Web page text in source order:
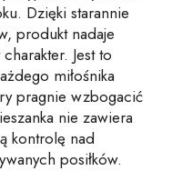
Dzięki starannie
produkt nadaje
Jest to
miłośnika
pragnie wzbogacić
nie zawiera
kontrolę nad
posiłków.